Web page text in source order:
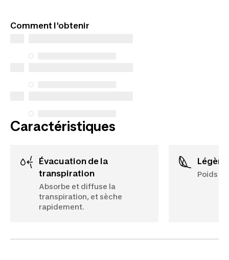
services de réparation, de pièces de rechange (en
Comment l'obtenir
Caractéristiques
Évacuation de la
transpiration
Absorbe et diffuse la
transpiration, et sèche
rapidement.
Poids :